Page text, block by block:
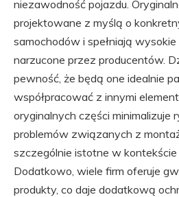
niezawodność pojazdu.
projektowane z myślą o
samochodów i spełniają
narzucone przez producentów.
pewność, że będą one idealnie
współpracować z innymi
oryginalnych części minimalizuje
problemów związanych z
szczególnie istotne w
Dodatkowo, wiele firm oferuje
produkty, co daje dodatkową